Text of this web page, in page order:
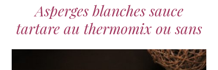
Asperges blanches sauce
tartare au thermomix ou sans